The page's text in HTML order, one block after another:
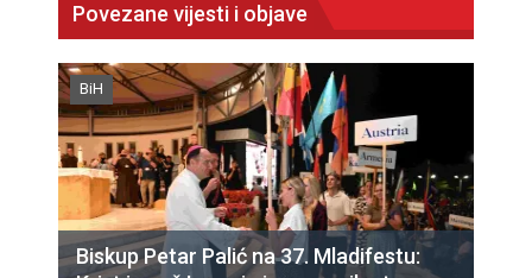
Povezane vijesti i objave
BiH
Biskup Petar Palić na 37. Mladifestu: